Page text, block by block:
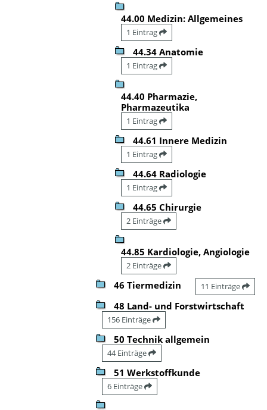
44.00 Medizin: Allgemeines
1 Eintrag
44.34 Anatomie
1 Eintrag
44.40 Pharmazie,
Pharmazeutika
1 Eintrag
44.61 Innere Medizin
1 Eintrag
44.64 Radiologie
1 Eintrag
44.65 Chirurgie
2 Einträge
44.85 Kardiologie, Angiologie
2 Einträge
46 Tiermedizin 11 Einträge
48 Land- und Forstwirtschaft
156 Einträge
50 Technik allgemein
44 Einträge
51 Werkstoffkunde
6 Einträge